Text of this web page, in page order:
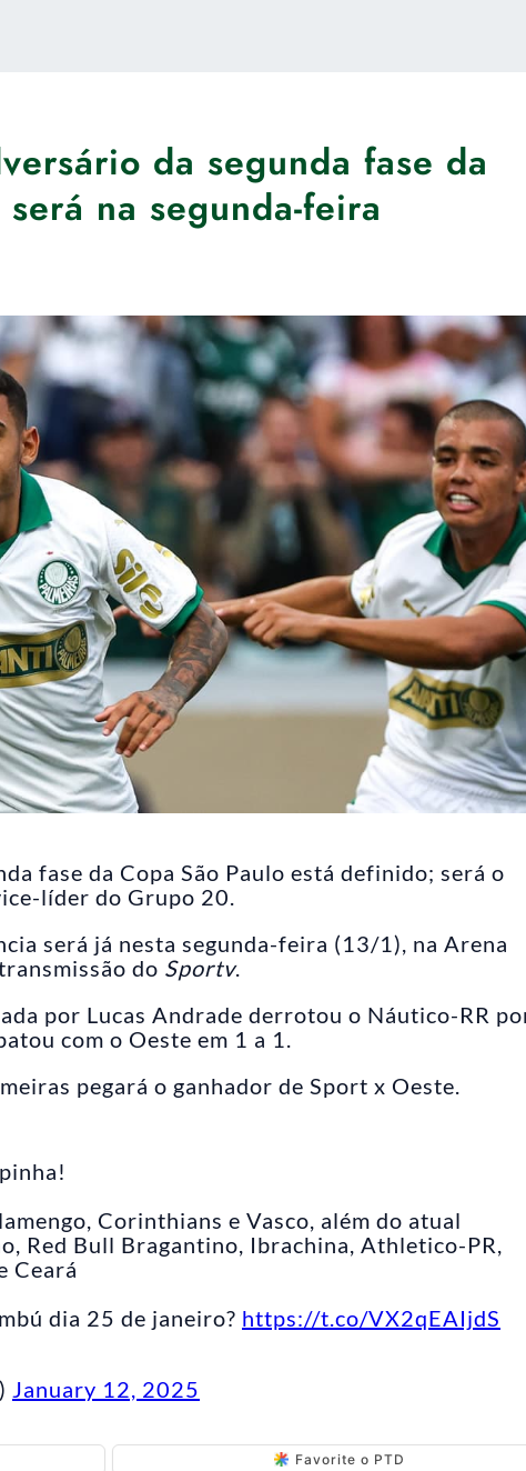
da segunda fase da
na segunda-feira
fase da Copa São Paulo está definido; será o
líder do Grupo 20.
será já nesta segunda-feira (13/1), na Arena
do Sportv.
por Lucas Andrade derrotou o Náutico-RR
com o Oeste em 1 a 1.
pegará o ganhador de Sport x Oeste.
Corinthians e Vasco, além do atual
Red Bull Bragantino, Ibrachina, Athletico-PR,
Ceará
dia 25 de janeiro? https://t.co/VX2qEAIjdS
January 12, 2025
Favorite o PTD